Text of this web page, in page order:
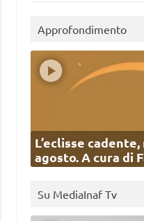
Approfondimento
L’eclisse
agosto. A cura di
Su MediaInaf Tv